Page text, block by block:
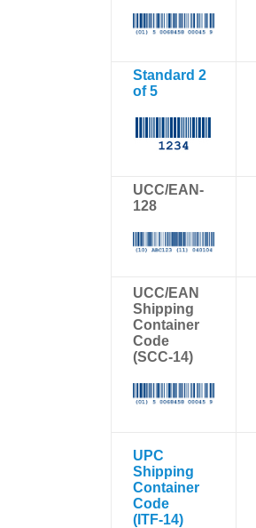
Standard 2
of 5
UCC/EAN-
128
UCC/EAN
Shipping
Container
Code
(SCC-14)
UPC
Shipping
Container
Code
(ITF-14)